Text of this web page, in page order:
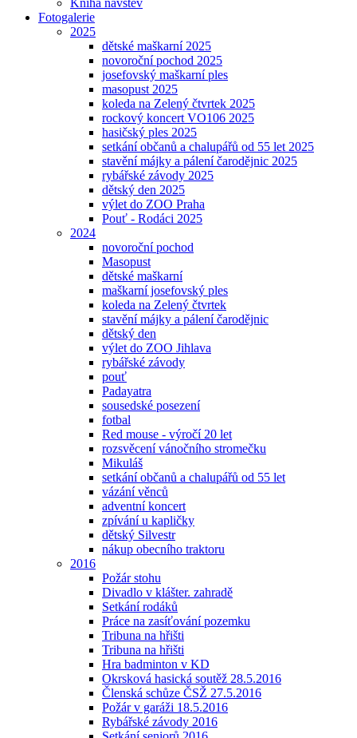
Kniha návštěv
Fotogalerie
2025
dětské maškarní 2025
novoroční pochod 2025
josefovský maškarní ples
masopust 2025
koleda na Zelený čtvrtek 2025
rockový koncert VO106 2025
hasičský ples 2025
setkání občanů a chalupářů od 55 let 2025
stavění májky a pálení čarodějnic 2025
rybářské závody 2025
dětský den 2025
výlet do ZOO Praha
Pouť - Rodáci 2025
2024
novoroční pochod
Masopust
dětské maškarní
maškarní josefovský ples
koleda na Zelený čtvrtek
stavění májky a pálení čarodějnic
dětský den
výlet do ZOO Jihlava
rybářské závody
pouť
Padayatra
sousedské posezení
fotbal
Red mouse - výročí 20 let
rozsvěcení vánočního stromečku
Mikuláš
setkání občanů a chalupářů od 55 let
vázání věnců
adventní koncert
zpívání u kapličky
dětský Silvestr
nákup obecního traktoru
2016
Požár stohu
Divadlo v klášter. zahradě
Setkání rodáků
Práce na zasíťování pozemku
Tribuna na hřišti
Tribuna na hřišti
Hra badminton v KD
Okrsková hasická soutěž 28.5.2016
Členská schůze ČSŽ 27.5.2016
Požár v garáži 18.5.2016
Rybářské závody 2016